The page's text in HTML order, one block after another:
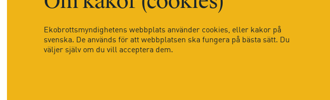
Ekobrottsmyndighetens webbplats använder cookies, eller kakor på
svenska. De används för att webbplatsen ska fungera på bästa sätt. Du
väljer själv om du vill acceptera dem.